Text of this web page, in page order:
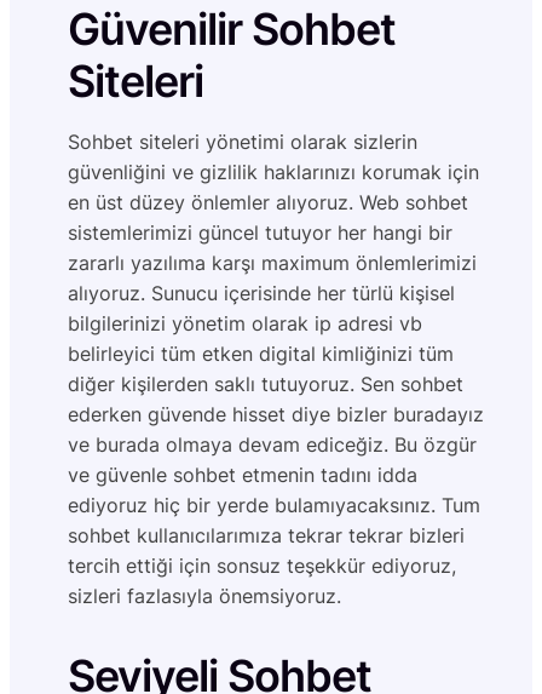
Güvenilir Sohbet
Siteleri
Sohbet siteleri yönetimi olarak sizlerin
güvenliğini ve gizlilik haklarınızı korumak için
en üst düzey önlemler alıyoruz. Web sohbet
sistemlerimizi güncel tutuyor her hangi bir
zararlı yazılıma karşı maximum önlemlerimizi
alıyoruz. Sunucu içerisinde her türlü kişisel
bilgilerinizi yönetim olarak ip adresi vb
belirleyici tüm etken digital kimliğinizi tüm
diğer kişilerden saklı tutuyoruz. Sen sohbet
ederken güvende hisset diye bizler buradayız
ve burada olmaya devam ediceğiz. Bu özgür
ve güvenle sohbet etmenin tadını idda
ediyoruz hiç bir yerde bulamıyacaksınız. Tum
sohbet kullanıcılarımıza tekrar tekrar bizleri
tercih ettiği için sonsuz teşekkür ediyoruz,
sizleri fazlasıyla önemsiyoruz.
Seviyeli Sohbet